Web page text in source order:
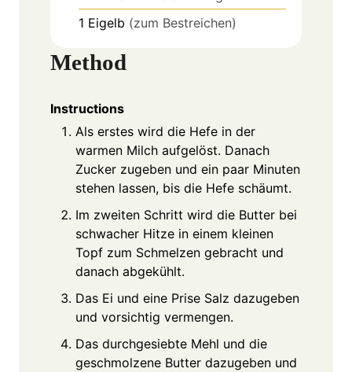
1 Eigelb (zum Bestreichen)
Method
Instructions
Als erstes wird die Hefe in der
warmen Milch aufgelöst. Danach
Zucker zugeben und ein paar Minuten
stehen lassen, bis die Hefe schäumt.
Im zweiten Schritt wird die Butter bei
schwacher Hitze in einem kleinen
Topf zum Schmelzen gebracht und
danach abgekühlt.
Das Ei und eine Prise Salz dazugeben
und vorsichtig vermengen.
Das durchgesiebte Mehl und die
geschmolzene Butter dazugeben und